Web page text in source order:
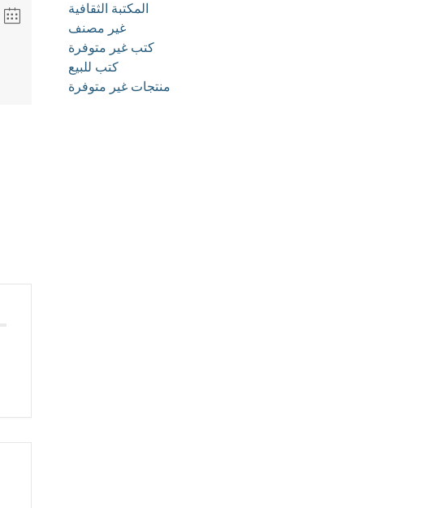
المكتبة الثقافية
غير مصنف
كتب غير متوفرة
كتب للبيع
منتجات غير متوفرة